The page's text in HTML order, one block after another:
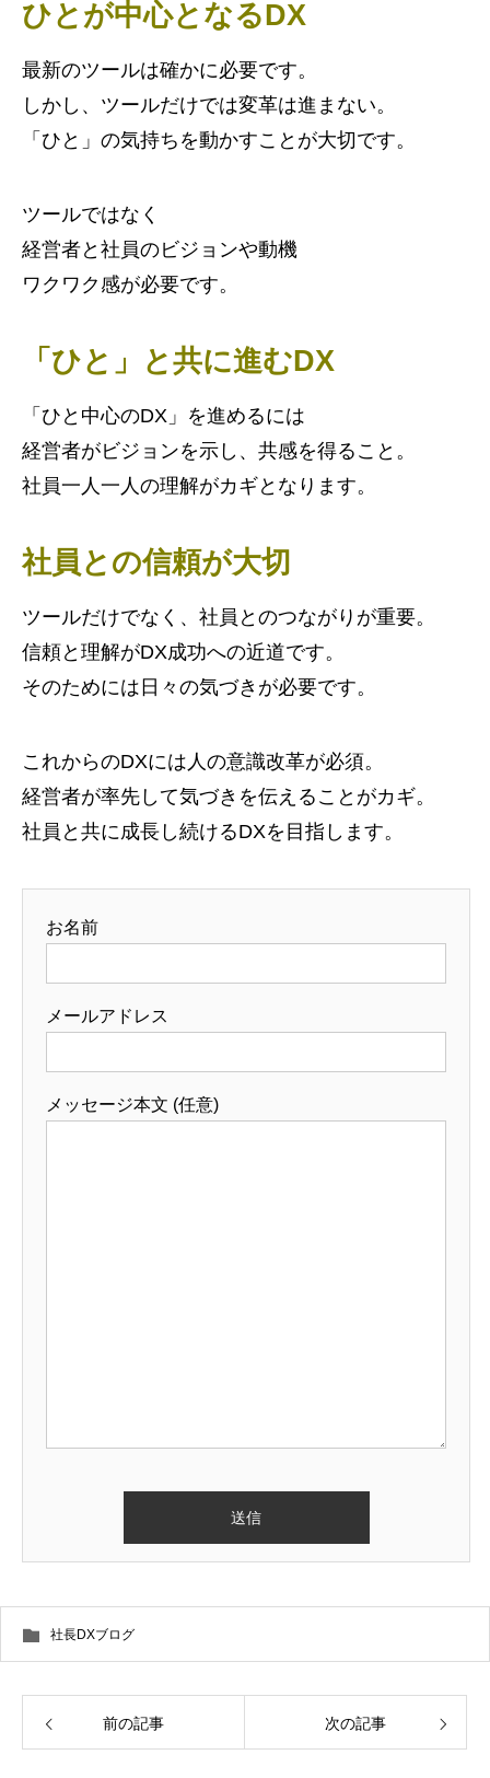
ひとが中心となるDX
最新のツールは確かに必要です。
しかし、ツールだけでは変革は進まない。
「ひと」の気持ちを動かすことが大切です。
ツールではなく
経営者と社員のビジョンや動機
ワクワク感が必要です。
「ひと」と共に進むDX
「ひと中心のDX」を進めるには
経営者がビジョンを示し、共感を得ること。
社員一人一人の理解がカギとなります。
社員との信頼が大切
ツールだけでなく、社員とのつながりが重要。
信頼と理解がDX成功への近道です。
そのためには日々の気づきが必要です。
これからのDXには人の意識改革が必須。
経営者が率先して気づきを伝えることがカギ。
社員と共に成長し続けるDXを目指します。
お名前
メールアドレス
メッセージ本文 (任意)
社長DXブログ
前の記事 次の記事